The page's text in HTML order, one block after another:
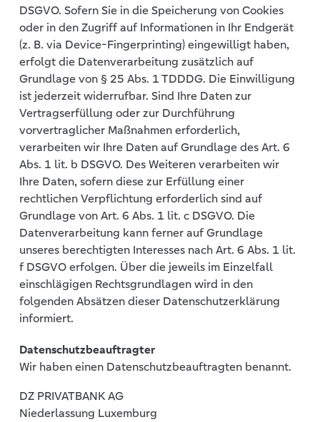
DSGVO. Sofern Sie in die Speicherung von Cookies
oder in den Zugriff auf Informationen in Ihr Endgerät
(z. B. via Device-Fingerprinting) eingewilligt haben,
erfolgt die Datenverarbeitung zusätzlich auf
Grundlage von § 25 Abs. 1 TDDDG. Die Einwilligung
ist jederzeit widerrufbar. Sind Ihre Daten zur
Vertragserfüllung oder zur Durchführung
vorvertraglicher Maßnahmen erforderlich,
verarbeiten wir Ihre Daten auf Grundlage des Art. 6
Abs. 1 lit. b DSGVO. Des Weiteren verarbeiten wir
Ihre Daten, sofern diese zur Erfüllung einer
rechtlichen Verpflichtung erforderlich sind auf
Grundlage von Art. 6 Abs. 1 lit. c DSGVO. Die
Datenverarbeitung kann ferner auf Grundlage
unseres berechtigten Interesses nach Art. 6 Abs. 1 lit.
f DSGVO erfolgen. Über die jeweils im Einzelfall
einschlägigen Rechtsgrundlagen wird in den
folgenden Absätzen dieser Datenschutzerklärung
informiert.
Datenschutzbeauftragter
Wir haben einen Datenschutzbeauftragten benannt.
DZ PRIVATBANK AG
Niederlassung Luxemburg